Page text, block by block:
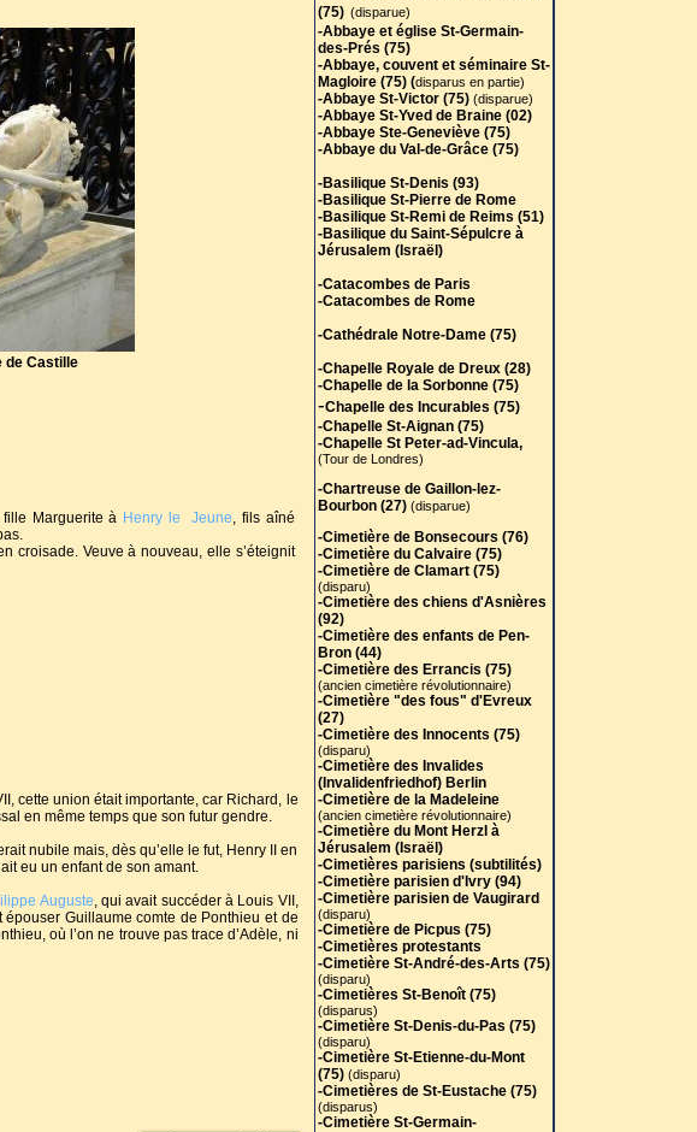
cette union était importante, car Richard, le
en même temps que son futur gendre.
nubile mais, dès qu’elle le fut, Henry II en
eu un enfant de son amant.
Auguste, qui avait succéder à Louis VII,
Guillaume comte de Ponthieu et de
où l’on ne trouve pas trace d’Adèle, ni
de Castille
Marguerite à Henry le Jeune, fils aîné
croisade. Veuve à nouveau, elle s’éteignit
(75) (disparue)
-Abbaye et église St-Germain-
des-Prés (75)
-Abbaye, couvent et séminaire St-
Magloire (75) (disparus en partie)
-Abbaye St-Victor (75) (disparue)
-Abbaye St-Yved de Braine (02)
-Abbaye Ste-Geneviève (75)
-Abbaye du Val-de-Grâce (75)
-Basilique St-Denis (93)
-Basilique St-Pierre de Rome
-Basilique St-Remi de Reims (51)
-Basilique du Saint-Sépulcre à
Jérusalem (Israël)
-Catacombes de Paris
-Catacombes de Rome
-Cathédrale Notre-Dame (75)
-Chapelle Royale de Dreux (28)
-Chapelle de la Sorbonne (75)
-Chapelle des Incurables (75)
-Chapelle St-Aignan (75)
-Chapelle St Peter-ad-Vincula,
(Tour de Londres)
-Chartreuse de Gaillon-lez-
Bourbon (27) (disparue)
-Cimetière de Bonsecours (76)
-Cimetière du Calvaire (75)
-Cimetière de Clamart (75)
(disparu)
-Cimetière des chiens d'Asnières
(92)
-Cimetière des enfants de Pen-
Bron (44)
-Cimetière des Errancis (75)
(ancien cimetière révolutionnaire)
-Cimetière "des fous" d'Evreux
(27)
-Cimetière des Innocents (75)
(disparu)
-Cimetière des Invalides
(Invalidenfriedhof) Berlin
-Cimetière de la Madeleine
(ancien cimetière révolutionnaire)
-Cimetière du Mont Herzl à
Jérusalem (Israël)
-Cimetières parisiens (subtilités)
-Cimetière parisien d'Ivry (94)
-Cimetière parisien de Vaugirard
(disparu)
-Cimetière de Picpus (75)
-Cimetières protestants
-Cimetière St-André-des-Arts (75)
(disparu)
-Cimetières St-Benoît (75)
(disparus)
-Cimetière St-Denis-du-Pas (75)
(disparu)
-Cimetière St-Etienne-du-Mont
(75) (disparu)
-Cimetières de St-Eustache (75)
(disparus)
-Cimetière St-Germain-